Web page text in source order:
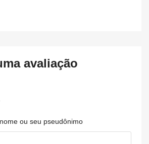
avaliação
ou seu pseudônimo